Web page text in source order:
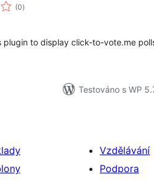
(0celkové
hodnocení
)
plugin to display click-to-vote.me
Testováno s WP
Vzdělávání
Podpora